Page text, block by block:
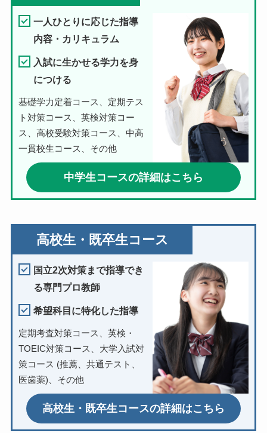
一人ひとりに応じた指導
内容・カリキュラム
入試に生かせる学力を身
につける
基礎学力定着コース、定期テス
ト対策コース、英検対策コー
ス、高校受験対策コース、中高
一貫校生コース、その他
中学生コースの詳細はこちら
高校生・既卒生コース
国立2次対策まで指導でき
る専門プロ教師
希望科目に特化した指導
定期考査対策コース、英検・
TOEIC対策コース、大学入試対
策コース (推薦、共通テスト、
医歯薬)、その他
高校生・既卒生コースの詳細はこちら